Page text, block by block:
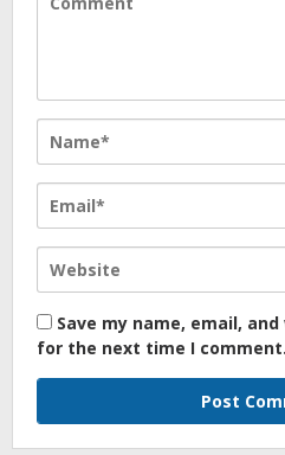
Save my name, email,
for the next time I comment.